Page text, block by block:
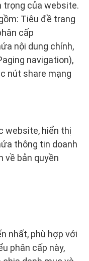
trọng của website.
Tiêu đề trang
cấp
nội dung chính,
navigation),
nút share mạng
website, hiển thị
thông tin doanh
về bản quyền
nhất, phù hợp với
phân cấp này,